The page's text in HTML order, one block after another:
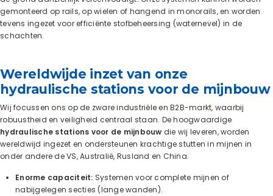
gemonteerd op rails, op wielen of hangend in monorails, en worden
tevens ingezet voor efficiënte stofbeheersing (waternevel) in de
schachten.
Wereldwijde inzet van onze
hydraulische stations voor de mijnbouw
Wij focussen ons op de zware industriële en B2B-markt, waarbij
robuustheid en veiligheid centraal staan. De hoogwaardige
hydraulische stations voor de mijnbouw die wij leveren, worden
wereldwijd ingezet en ondersteunen krachtige stutten in mijnen in
onder andere de VS, Australië, Rusland en China.
Enorme capaciteit: Systemen voor complete mijnen of
nabijgelegen secties (lange wanden).